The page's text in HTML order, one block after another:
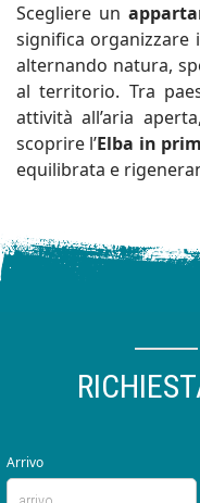
Scegliere un
significa
alternando natura,
al territorio. Tra
attività all’aria
scoprire l’Elba in
equilibrata e
Arrivo